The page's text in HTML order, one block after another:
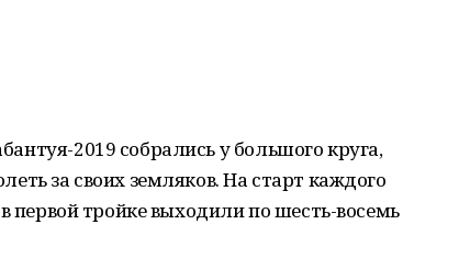
2019 собрались у большого круга,
за своих земляков. На старт каждого
первой тройке выходили по шесть-восемь